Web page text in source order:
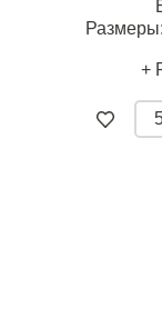
Размеры:
+